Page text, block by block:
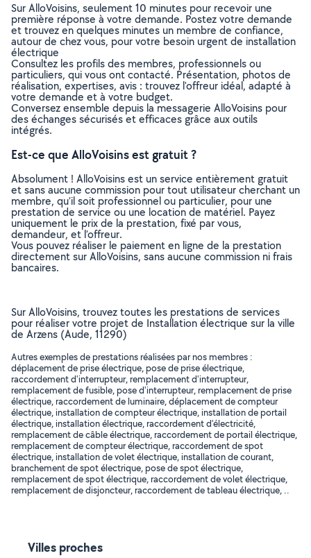
Sur AlloVoisins, seulement 10 minutes pour recevoir une
première réponse à votre demande. Postez votre demande
et trouvez en quelques minutes un membre de confiance,
autour de chez vous, pour votre besoin urgent de installation
électrique
Consultez les profils des membres, professionnels ou
particuliers, qui vous ont contacté. Présentation, photos de
réalisation, expertises, avis : trouvez l'offreur idéal, adapté à
votre demande et à votre budget.
Conversez ensemble depuis la messagerie AlloVoisins pour
des échanges sécurisés et efficaces grâce aux outils
intégrés.
Est-ce que AlloVoisins est gratuit ?
Absolument ! AlloVoisins est un service entièrement gratuit
et sans aucune commission pour tout utilisateur cherchant un
membre, qu’il soit professionnel ou particulier, pour une
prestation de service ou une location de matériel. Payez
uniquement le prix de la prestation, fixé par vous,
demandeur, et l’offreur.
Vous pouvez réaliser le paiement en ligne de la prestation
directement sur AlloVoisins, sans aucune commission ni frais
bancaires.
Sur AlloVoisins, trouvez toutes les prestations de services
pour réaliser votre projet de Installation électrique sur la ville
de Arzens (Aude, 11290)
Autres exemples de prestations réalisées par nos membres :
déplacement de prise électrique, pose de prise électrique,
raccordement d'interrupteur, remplacement d'interrupteur,
remplacement de fusible, pose d'interrupteur, remplacement de prise
électrique, raccordement de luminaire, déplacement de compteur
électrique, installation de compteur électrique, installation de portail
électrique, installation électrique, raccordement d'électricité,
remplacement de câble électrique, raccordement de portail électrique,
remplacement de compteur électrique, raccordement de spot
électrique, installation de volet électrique, installation de courant,
branchement de spot électrique, pose de spot électrique,
remplacement de spot électrique, raccordement de volet électrique,
remplacement de disjoncteur, raccordement de tableau électrique, ..
Villes proches